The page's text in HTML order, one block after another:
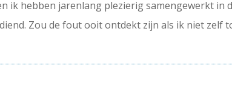
ik hebben jarenlang plezierig samengewerkt in
Zou de fout ooit ontdekt zijn als ik niet zelf